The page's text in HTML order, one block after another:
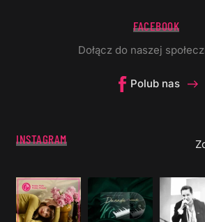
FACEBOOK
Dołącz do naszej
Polub nas
INSTAGRAM